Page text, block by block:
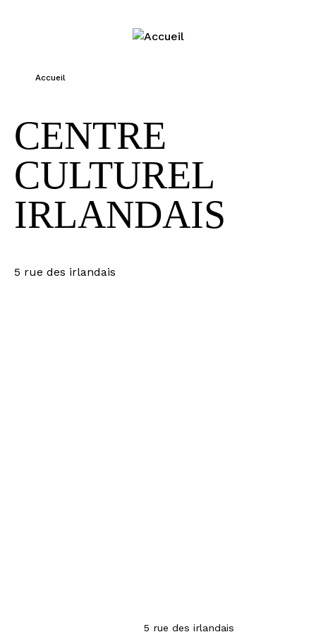
Accueil
CENTRE
CULTUREL
IRLANDAIS
5 rue des irlandais
5 rue des irlandais